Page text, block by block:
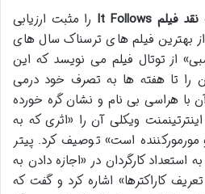
نقد فیلم It Follows
را مثبت ارزیابی
بهترین فیلم های ترسناک سال های
از توتال فیلم می نویسد که این
را تا هفته ها به تصرف خود درمی
با هراسی بی نام و نشان گره خورده
ویکلی آن را «اثری که به
است» توصیف کرد. پیتر
استعداد کارگردان در «اجازه دادن به
کاراکترها» اشاره کرد و گفت که